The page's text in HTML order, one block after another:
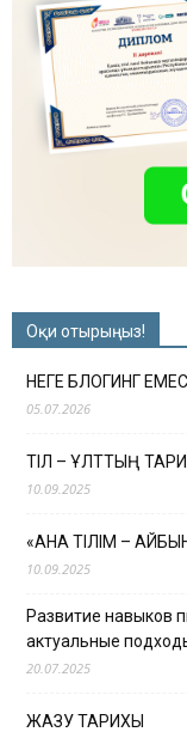
Оқи отырыңыз!
НЕГЕ БЛОГИНГ
05.07.2026
ТІЛ – ҰЛТТЫҢ
10.09.2025
«АНА ТІЛІМ –
10.09.2025
Развитие навыков
актуальные
20.07.2025
ЖАЗУ ТАРИХЫ